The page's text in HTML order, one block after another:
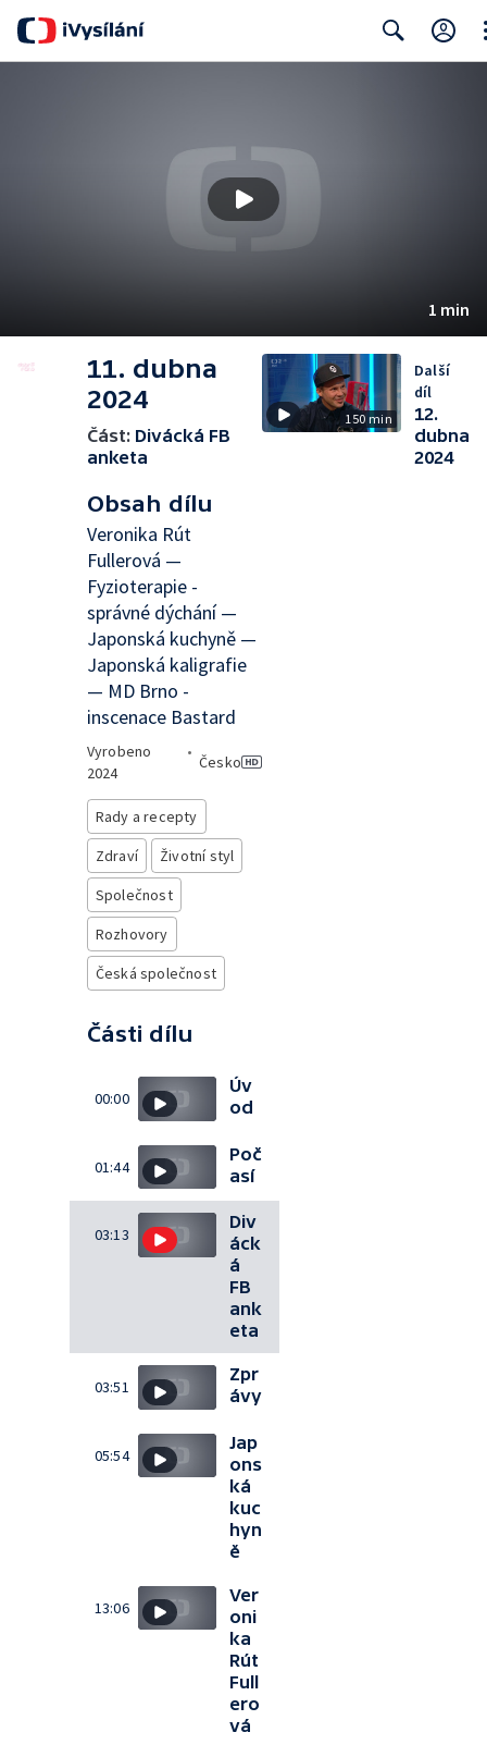
1 min
11. dubna
2024
Část: Divácká FB
anketa
Obsah dílu
Veronika Rút
Fullerová —
Fyzioterapie -
správné dýchání —
Japonská kuchyně —
Japonská kaligrafie
— MD Brno -
inscenace Bastard
Vyrobeno
2024
•
Česko
Rady a recepty
Zdraví
Životní styl
Společnost
Rozhovory
Česká společnost
Části dílu
00:00
Úv
od
01:44
Poč
así
03:13
Div
áck
á
FB
ank
eta
03:51
Zpr
ávy
05:54
Jap
ons
ká
kuc
hyn
ě
13:06
Ver
oni
ka
Rút
Full
ero
vá
150 min
Další
díl
12.
dubna
2024